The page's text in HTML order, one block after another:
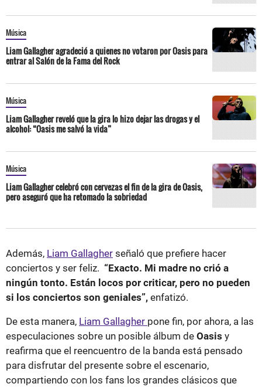
Música
Liam Gallagher agradeció a quienes no votaron por Oasis para
entrar al Salón de la Fama del Rock
Música
Liam Gallagher reveló que la gira lo hizo dejar las drogas y el
alcohol: “Oasis me salvó la vida”
Música
Liam Gallagher celebró con cervezas el fin de la gira de Oasis,
pero aseguró que ha retomado la sobriedad
Además, Liam Gallagher señaló que prefiere hacer
conciertos y ser feliz. “Exacto. Mi madre no crió a
ningún tonto. Están locos por criticar, pero no pueden
si los conciertos son geniales”, enfatizó.
De esta manera, Liam Gallagher pone fin, por ahora, a las
especulaciones sobre un posible álbum de Oasis y
reafirma que el reencuentro de la banda está pensado
para disfrutar del presente sobre el escenario,
compartiendo con los fans los grandes clásicos que